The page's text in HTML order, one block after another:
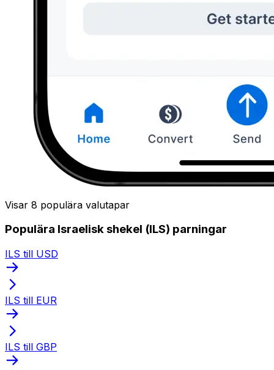
Visar 8 populära valutapar
Populära Israelisk shekel (ILS) parningar
ILS till USD
ILS till EUR
ILS till GBP